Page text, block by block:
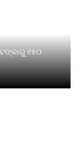
୧୫୦